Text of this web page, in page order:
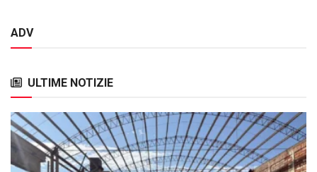
ADV
ULTIME NOTIZIE